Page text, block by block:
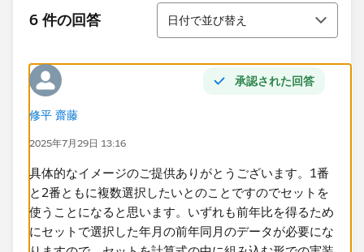
かと社内で意見が出ており、対応に苦慮しているところ
よろしくお願いします。
MARUYAMA
6 件の回答
並び替え
日付で並び替え
承認された回答
修平 齋藤
2025年7月29日 13:16
具体的なイメージのご提供ありがとうございます。1番
と2番ともに複数選択したいとのことですのでセットを
使うことになると思います。いずれも前年比を得るため
にセットで選択した年月の前年同月のデータが必要にな